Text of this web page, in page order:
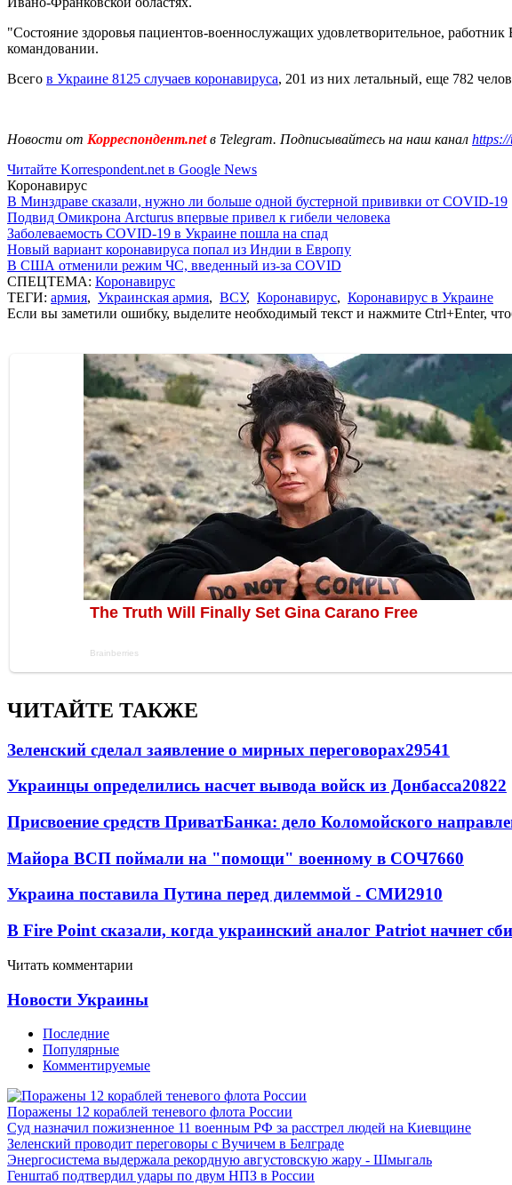
"Состояние здоровья пациентов-военнослужащих удовлетворительное,
командовании.
Всего в Украине 8125 случаев коронавируса, 201 из них летальный, еще 782
Новости от Корреспондент.netв Telegram. Подписывайтесь на наш канал
Читайте Korrespondent.net в Google News
Коронавирус
В Минздраве сказали, нужно ли больше одной бустерной прививки от COVID-19
Подвид Омикрона Arcturus впервые привел к гибели человека
Заболеваемость COVID-19 в Украине пошла на спад
Новый вариант коронавируса попал из Индии в Европу
В США отменили режим ЧС, введенный из-за COVID
СПЕЦТЕМА: Коронавирус
ТЕГИ: армия, Украинская армия, ВСУ, Коронавирус, Коронавирус в Украине
Если вы заметили ошибку, выделите необходимый текст и нажмите Ctrl+Enter,
ЧИТАЙТЕ ТАКЖЕ
Зеленский сделал заявление о мирных переговорах29541
Украинцы определились насчет вывода войск из Донбасса20822
Присвоение средств ПриватБанка: дело Коломойского
Майора ВСП поймали на "помощи" военному в СОЧ7660
Украина поставила Путина перед дилеммой - СМИ2910
В Fire Point сказали, когда украинский аналог Patriot начнет
Читать комментарии
Новости Украины
Последние
Популярные
Комментируемые
Поражены 12 кораблей теневого флота России
Суд назначил пожизненное 11 военным РФ за расстрел людей на Киевщине
Зеленский проводит переговоры с Вучичем в Белграде
Энергосистема выдержала рекордную августовскую жару - Шмыгаль
Генштаб подтвердил удары по двум НПЗ в России